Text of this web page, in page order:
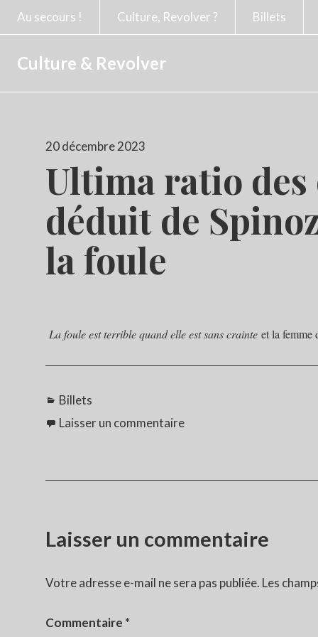
Au secours ! Culture, Revolver ? Billets
Culture & Revolver
Publié
20 décembre 2023
Ultima ratio des
déduit de
la foule
La foule est terrible quand elle est sans crainteet la femme
Catégories
Billets
Laisser un commentaire
Laisser un commentaire
Votre adresse e-mail ne sera pas publiée. Les
Commentaire *